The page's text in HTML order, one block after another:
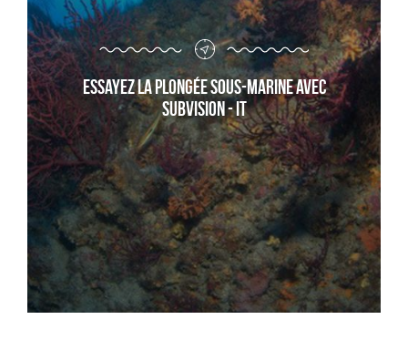
Essayez la plongée sous-marine avec
Subvision - it